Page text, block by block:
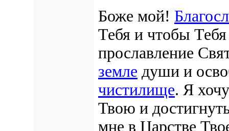
Боже мой!
Тебя и чтобы
прославление
земле души и
чистилище. Я
Твою и
мне в Царстве